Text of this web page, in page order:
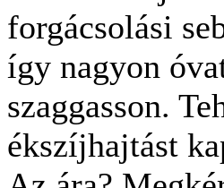
forgácsolási
így nagyon
szaggasson.
ékszíjhajtást